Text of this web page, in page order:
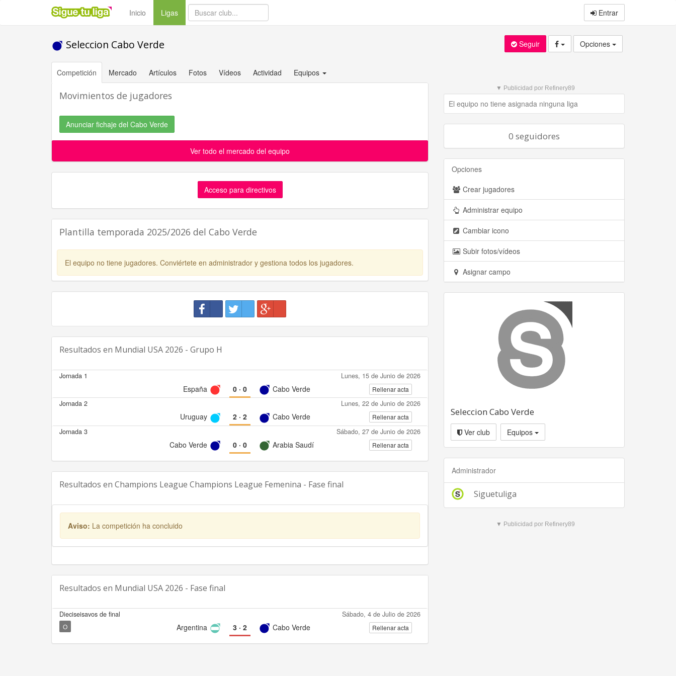
Inicio Ligas(current) Entrar
Seleccion Cabo Verde Seguir Opciones
Competición Mercado Artículos Fotos Vídeos Actividad Equipos
Movimientos de jugadores
Anunciar fichaje del Cabo Verde
Ver todo el mercado del equipo
Acceso para directivos
Plantilla temporada 2025/2026 del Cabo Verde
El equipo no tiene jugadores. Conviértete en administrador y gestiona todos los jugadores.
Resultados en Mundial USA 2026 - Grupo H
Jornada 1 Lunes, 15 de Junio de 2026
España 0· 0 Cabo Verde Rellenar acta
Jornada 2 Lunes, 22 de Junio de 2026
Uruguay 2· 2 Cabo Verde Rellenar acta
Jornada 3 Sábado, 27 de Junio de 2026
Cabo Verde 0· 0 Arabia Saudí Rellenar acta
Resultados en Champions League Champions League Femenina - Fase final
Aviso: La competición ha concluido
Resultados en Mundial USA 2026 - Fase final
Dieciseisavos de final Sábado, 4 de Julio de 2026
O Argentina 3· 2 Cabo Verde Rellenar acta
▼ Publicidad por Refinery89
El equipo no tiene asignada ninguna liga
0 seguidores
Opciones
Crear jugadores
Administrar equipo
Cambiar icono
Subir fotos/vídeos
Asignar campo
Seleccion Cabo Verde
Ver club Equipos
Administrador
Siguetuliga
▼ Publicidad por Refinery89